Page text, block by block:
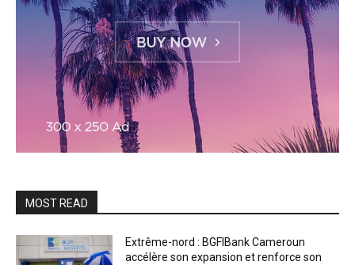
MOST READ
Extrême-nord : BGFIBank Cameroun
accélère son expansion et renforce son